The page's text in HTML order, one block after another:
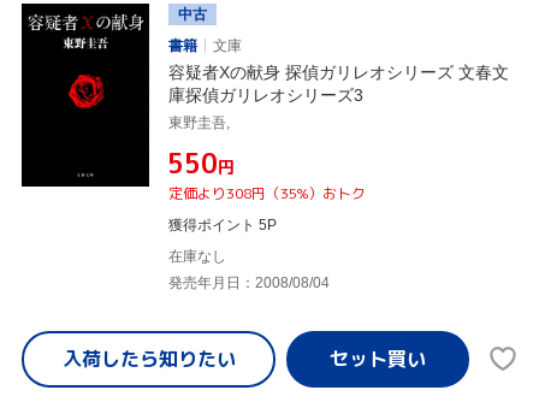
中古
書籍
文庫
容疑者Xの献身 探偵ガリレオシリーズ 文春文
庫探偵ガリレオシリーズ3
東野圭吾,
¥550円
定価より308円（35%）おトク
獲得ポイント 5P
在庫なし
発売年月日：2008/08/04
入荷したら知りたい